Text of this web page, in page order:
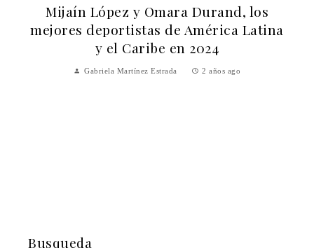
Mijaín López y Omara Durand, los
mejores deportistas de América Latina
y el Caribe en 2024
Gabriela Martínez Estrada 2 años ago
Busqueda